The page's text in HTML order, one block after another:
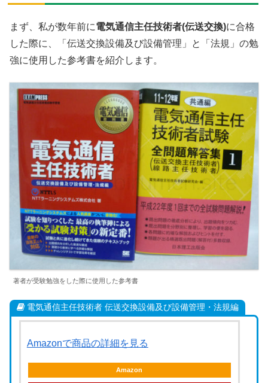
まず、私が数年前に電気通信主任技術者(伝送交換)に合格
した際に、「伝送交換設備及び設備管理」と「法規」の勉
強に使用した参考書を紹介します。
著者が受験勉強をした際に使用した参考書
電気通信主任技術者 伝送交換設備及び設備管理・法規編
Amazonで商品の詳細を見る
Amazon